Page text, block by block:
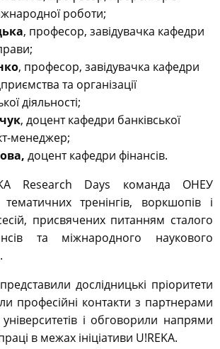
роботи;
, професор, завідувачка кафедри
, професор, завідувачка кафедри
та організації
діяльності;
, доцент кафедри банківської
менеджер;
доцент кафедри фінансів.
Research Days команда ОНЕУ
тренінгів, воркшопів і
присвячених питанням сталого
та міжнародного наукового
дослідницькі пріоритети
професійні контакти з партнерами
і обговорили напрями
в межах ініціативи U!REKA.